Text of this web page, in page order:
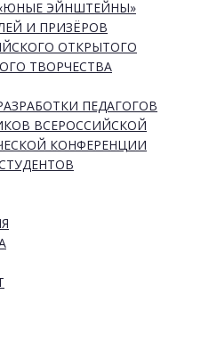
ЭЙНШТЕЙНЫ»
И ПРИЗЁРОВ
ОТКРЫТОГО
ТВОРЧЕСТВА
ПЕДАГОГОВ
ВСЕРОССИЙСКОЙ
КОНФЕРЕНЦИИ